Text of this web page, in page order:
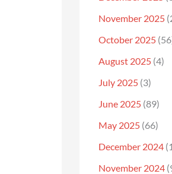
November 2025
October 2025
August 2025 (4)
July 2025 (3)
June 2025 (89)
May 2025 (66)
December 2024
November 2024